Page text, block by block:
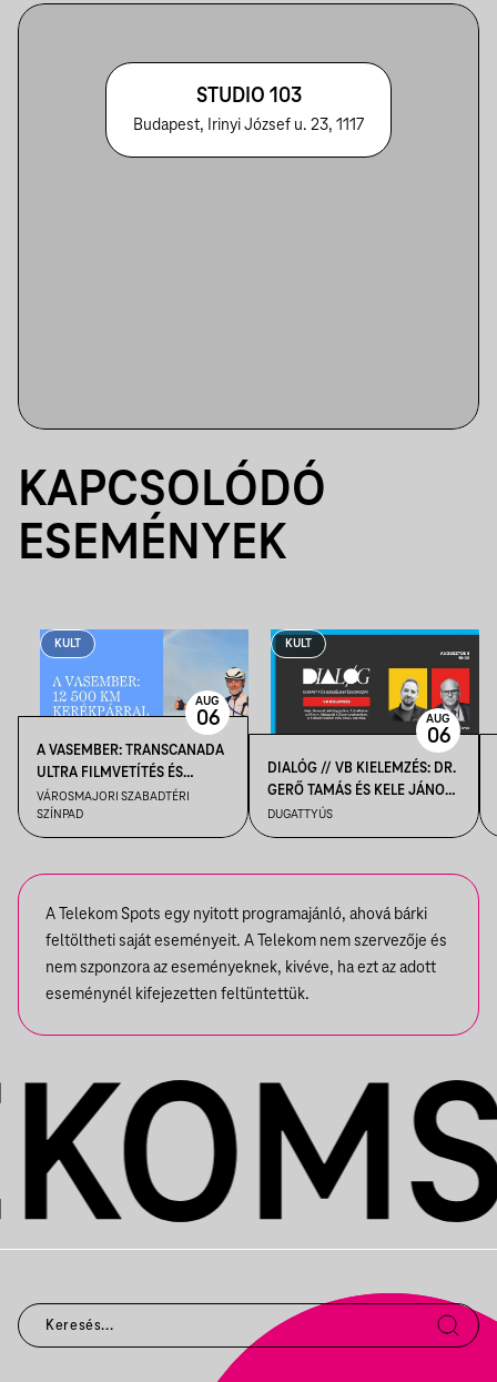
STUDIO 103
Budapest, Irinyi József u. 23, 1117
KAPCSOLÓDÓ
ESEMÉNYEK
KULT
A VASEMBER: TRANSCANADA
ULTRA FILMVETÍTÉS ÉS
BESZÉLGETÉS
VÁROSMAJORI SZABADTÉRI
SZÍNPAD
AUG
06
KULT
DIALÓG // VB KIELEMZÉS: DR.
GERŐ TAMÁS ÉS KELE JÁNOS
BESZÉLGETÉSE
DUGATTYÚS
AUG
06
A Telekom Spots egy nyitott programajánló, ahová bárki
feltöltheti saját eseményeit. A Telekom nem szervezője és
nem szponzora az eseményeknek, kivéve, ha ezt az adott
eseménynél kifejezetten feltüntettük.